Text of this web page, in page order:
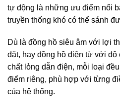
tự động là những ưu điểm nổi
truyền thống khó có thể sánh
Dù là đồng hồ siêu âm với lợi
đặt, hay đồng hồ điện từ với độ
chất lỏng dẫn điện, mỗi loại
điểm riêng, phù hợp với từng
của hệ thống.